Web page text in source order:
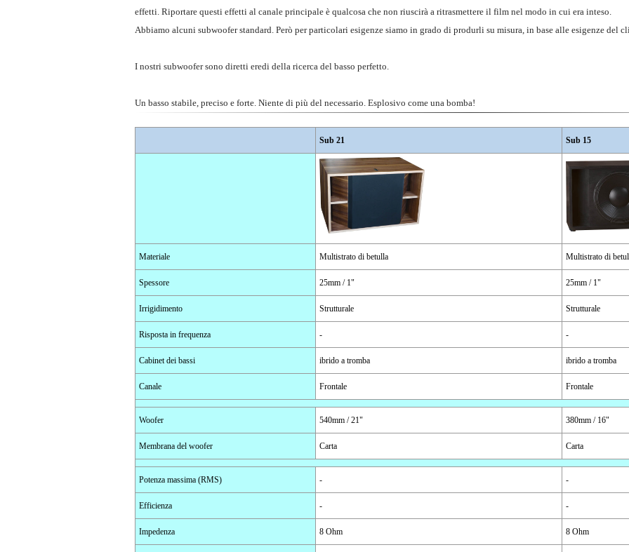
effetti. Riportare questi effetti al canale principale è qualcosa che non riuscirà a ritrasmettere il film nel modo in cui era inteso.
Abbiamo alcuni subwoofer standard. Però per particolari esigenze siamo in grado di produrli su misura, in base alle esigenze del
I nostri subwoofer sono diretti eredi della ricerca del basso perfetto.
Un basso stabile, preciso e forte. Niente di più del necessario. Esplosivo come una bomba!
Sub 21 Sub 15
Materiale Multistrato di betulla Multistrato di
Spessore 25mm / 1" 25mm / 1"
Irrigidimento Strutturale Strutturale
Risposta in frequenza - -
Cabinet dei bassi ibrido a tromba ibrido a tromba
Canale Frontale Frontale
Woofer 540mm / 21" 380mm / 16"
Membrana del woofer Carta Carta
Potenza massima (RMS) - -
Efficienza - -
Impedenza 8 Ohm 8 Ohm